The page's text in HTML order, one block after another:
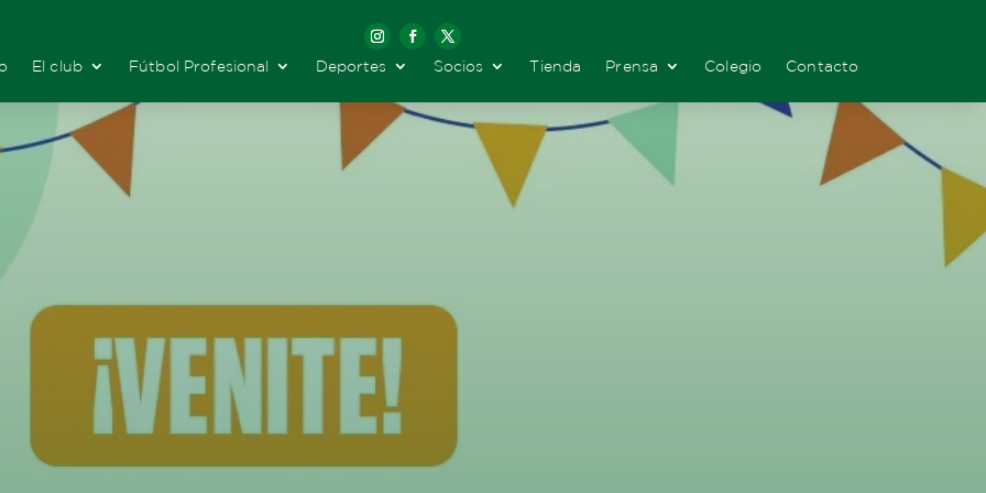
El club Fútbol Profesional Deportes Socios Tienda Prensa Colegio Contacto